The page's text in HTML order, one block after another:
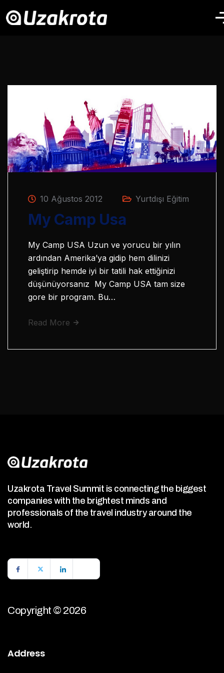
10 Ağustos 2012 Yurtdışı Eğitim
My Camp Usa
My Camp USA Uzun ve yorucu bir yılın
ardından Amerika’ya gidip hem dilinizi
geliştirip hemde iyi bir tatili hak ettiğinizi
düşünüyorsanız My Camp USA tam size
gore bir program. Bu…
Read More
Uzakrota Travel Summit is connecting the biggest
companies with the brightest minds and
professionals of the travel industry around the
world.
Copyright © 2026
Address